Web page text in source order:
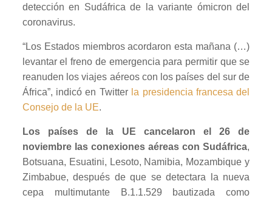
detección en Sudáfrica de la variante ómicron del
coronavirus.
“Los Estados miembros acordaron esta mañana (…)
levantar el freno de emergencia para permitir que se
reanuden los viajes aéreos con los países del sur de
África”, indicó en Twitter la presidencia francesa del
Consejo de la UE.
Los países de la UE cancelaron el 26 de
noviembre las conexiones aéreas con Sudáfrica,
Botsuana, Esuatini, Lesoto, Namibia, Mozambique y
Zimbabue, después de que se detectara la nueva
cepa multimutante B.1.1.529 bautizada como